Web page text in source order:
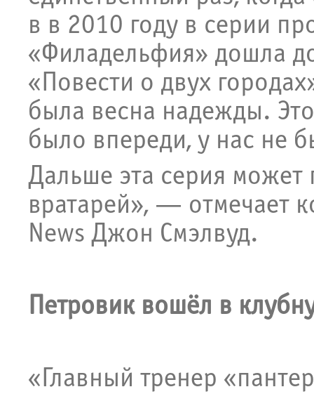
в в 2010 году в серии
«Филадельфия» дошла
«Повести о двух
была весна надежды.
было впереди, у нас не
Дальше эта серия может
вратарей», — отмечает
News Джон Смэлвуд.
Петровик вошёл в
«Главный тренер